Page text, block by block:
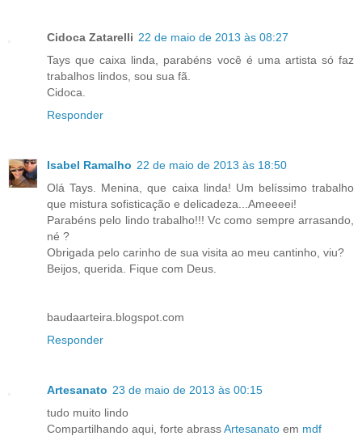
Cidoca Zatarelli 22 de maio de 2013 às 08:27
Tays que caixa linda, parabéns você é uma artista só faz
trabalhos lindos, sou sua fã.
Cidoca.
Responder
Isabel Ramalho 22 de maio de 2013 às 18:50
Olá Tays. Menina, que caixa linda! Um belíssimo trabalho
que mistura sofisticação e delicadeza...Ameeeei!
Parabéns pelo lindo trabalho!!! Vc como sempre arrasando,
né ?
Obrigada pelo carinho de sua visita ao meu cantinho, viu?
Beijos, querida. Fique com Deus.
baudaarteira.blogspot.com
Responder
Artesanato 23 de maio de 2013 às 00:15
tudo muito lindo
Compartilhando aqui, forte abrassArtesanato em mdf